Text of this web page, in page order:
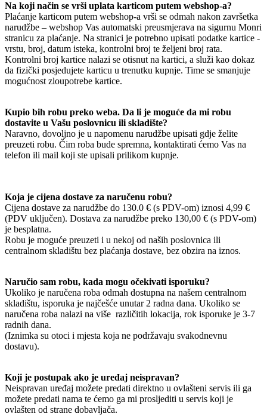
Na koji način se vrši uplata karticom putem webshop-a?
Plaćanje karticom putem webshop-a vrši se odmah nakon završetka
narudžbe – webshop Vas automatski preusmjerava na sigurnu Monri
stranicu za plaćanje. Na stranici je potrebno upisati podatke kartice -
vrstu, broj, datum isteka, kontrolni broj te željeni broj rata.
Kontrolni broj kartice nalazi se otisnut na kartici, a služi kao dokaz
da fizički posjedujete karticu u trenutku kupnje. Time se smanjuje
mogućnost zloupotrebe kartice.
Kupio bih robu preko weba. Da li je moguće da mi robu
dostavite u Vašu poslovnicu ili skladište?
Naravno, dovoljno je u napomenu narudžbe upisati gdje želite
preuzeti robu. Čim roba bude spremna, kontaktirati ćemo Vas na
telefon ili mail koji ste upisali prilikom kupnje.
Koja je cijena dostave za naručenu robu?
Cijena dostave za narudžbe do 130.0 € (s PDV-om) iznosi 4,99 €
(PDV uključen). Dostava za narudžbe preko 130,00 € (s PDV-om)
je besplatna.
Robu je moguće preuzeti i u nekoj od naših poslovnica ili
centralnom skladištu bez plaćanja dostave, bez obzira na iznos.
Naručio sam robu, kada mogu očekivati isporuku?
Ukoliko je naručena roba odmah dostupna na našem centralnom
skladištu, isporuka je najčešće unutar 2 radna dana. Ukoliko se
naručena roba nalazi na više različitih lokacija, rok isporuke je 3-7
radnih dana.
(Iznimka su otoci i mjesta koja ne podržavaju svakodnevnu
dostavu).
Koji je postupak ako je uređaj neispravan?
Neispravan uređaj možete predati direktno u ovlašteni servis ili ga
možete predati nama te ćemo ga mi prosljediti u servis koji je
ovlašten od strane dobavljača.